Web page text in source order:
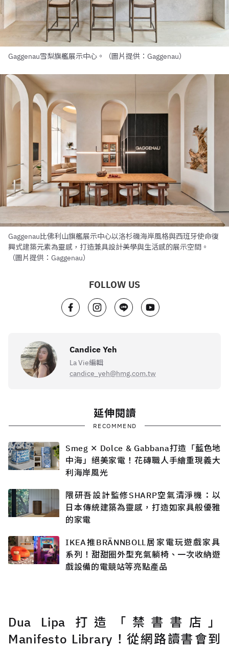
Gaggenau雪梨旗艦展示中心。（圖片提供：Gaggenau）
Gaggenau比佛利山旗艦展示中心以洛杉磯海岸風格與西班牙使命復
興式建築元素為靈感，打造兼具設計美學與生活感的展示空間。
（圖片提供：Gaggenau）
FOLLOW US
Candice Yeh
La Vie編輯
candice_yeh@hmg.com.tw
延伸閱讀
RECOMMEND
Smeg ✕ Dolce & Gabbana打造「藍色地
中海」絕美家電！花磚職人手繪重現義大
利海岸風光
隈研吾設計監修SHARP空氣清淨機：以
日本傳統建築為靈感，打造如家具般優雅
的家電
IKEA推BRÄNNBOLL居家電玩遊戲家具
系列！甜甜圈外型充氣躺椅、一次收納遊
戲設備的電競站等亮點產品
Dua Lipa 打造「禁書書店」
Manifesto Library！從網路讀書會到